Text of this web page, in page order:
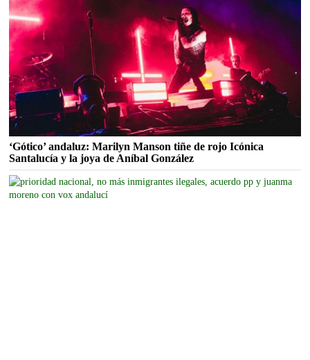
‘Gótico’ andaluz: Marilyn Manson tiñe de rojo Icónica
Santalucía y la joya de Aníbal González